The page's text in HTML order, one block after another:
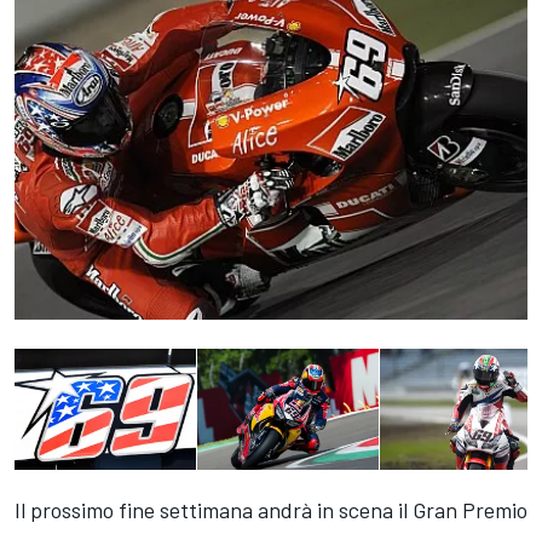
Il prossimo fine settimana andrà in scena il Gran Premio